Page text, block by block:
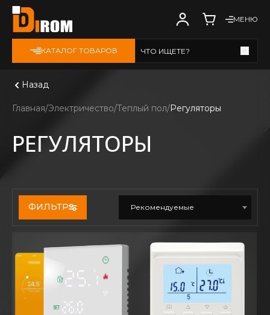
МЕНЮ
КАТАЛОГ ТОВАРОВ ЧТО ИЩЕТЕ?
Назад
Главная Электричество Теплый пол Регуляторы
РЕГУЛЯТОРЫ
ФИЛЬТР Рекомендуемые